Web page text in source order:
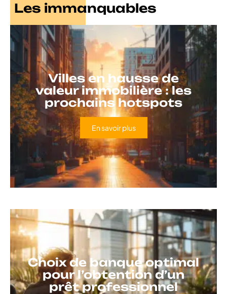
Les immanquables
Villes en hausse de
valeur immobilière : les
prochains hotspots
En savoir plus
Choix de banque optimal
pour l’obtention d’un
prêt professionnel